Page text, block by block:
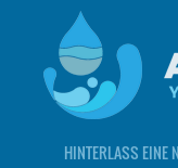
HINTERLASS EINE